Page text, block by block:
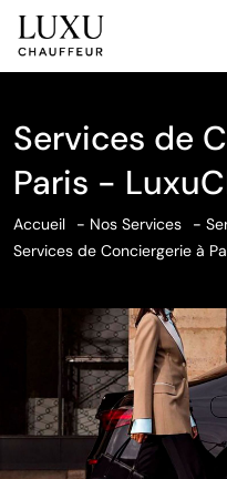
Services de
Paris -
Accueil Nos Services
Services de Conciergerie à